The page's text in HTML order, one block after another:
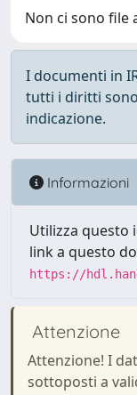
Non ci sono file
I documenti in
tutti i diritti
indicazione.
Informazioni
Utilizza questo
link a questo
https://
Attenzione
Attenzione! I
sottoposti a